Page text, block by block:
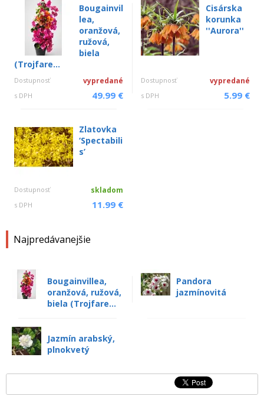
Bougainvil
lea,
oranžová,
ružová,
biela
(Trojfare...
Dostupnosť vypredané
s DPH 49.99 €
Cisárska
korunka
''Aurora''
Dostupnosť vypredané
s DPH 5.99 €
Zlatovka
‘Spectabili
s’
Dostupnosť skladom
s DPH 11.99 €
Najpredávanejšie
Bougainvillea,
oranžová, ružová,
biela (Trojfare...
Pandora
jazmínovitá
Jazmín arabský,
plnokvetý